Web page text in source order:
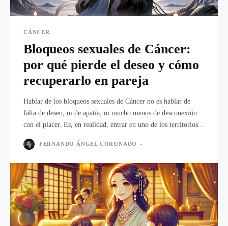
CÁNCER
Bloqueos sexuales de Cáncer:
por qué pierde el deseo y cómo
recuperarlo en pareja
Hablar de los bloqueos sexuales de Cáncer no es hablar de
falta de deseo, ni de apatía, ni mucho menos de desconexión
con el placer. Es, en realidad, entrar en uno de los territorios...
FERNANDO ÁNGEL CORONADO -